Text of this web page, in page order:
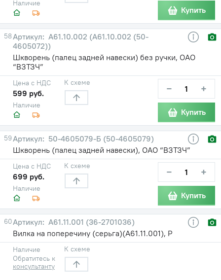
Наличие
Купить
58
A61.10.002 (А61.10.002 (50-
4605072))
Шкворень (палец задней навески) без ручки, ОАО
“ВЗТЗЧ”
Наличие
Цена с НДС
599 руб.
К схеме − +
Купить
59
50-4605079-Б (50-4605079)
Шкворень (палец задней навески), ОАО “ВЗТЗЧ”
Наличие
Цена с НДС
699 руб.
К схеме − +
Купить
60
A61.11.001 (36-2701036)
Вилка на поперечину (серьга)(А61.11.001), Р
Наличие
Обратитесь к
консультанту
К схеме